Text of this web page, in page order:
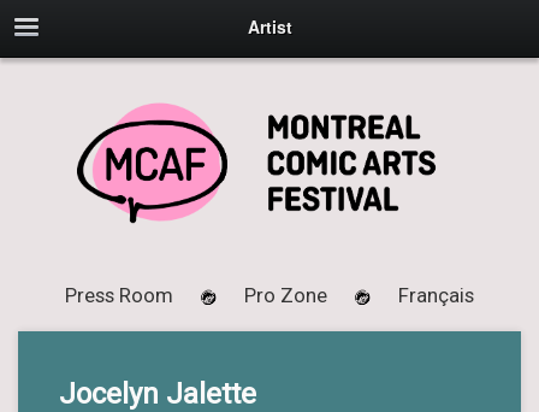
Artist
Press Room Pro Zone Français
Jocelyn Jalette